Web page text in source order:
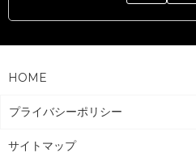
HOME
プライバシーポリシー
サイトマップ